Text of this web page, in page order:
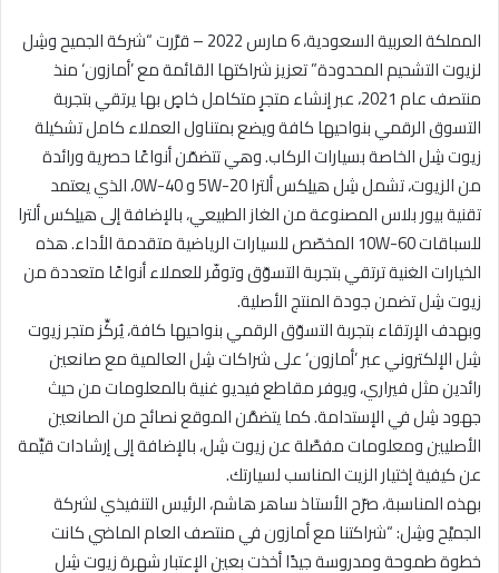
ن
ي
المملكة العربية السعودية، 6 مارس 2022 – قرَّرت “شركة الجميح وشِل
لزيوت التشحيم المحدودة” تعزيز شراكتها القائمة مع ’أمازون‘ منذ
منتصف عام 2021، عبر إنشاء متجرٍ متكامل خاصٍ بها يرتقي بتجربة
التسوق الرقمي بنواحيها كافة ويضع بمتناول العملاء كامل تشكيلة
زيوت شِل الخاصة بسيارات الركاب. وهي تتضمّن أنواعًا حصرية ورائدة
من الزيوت، تشمل شِل هيلِكس ألترا 5W-20 و 0W-40، الذي يعتمد
تقنية بيور بلاس المصنوعة من الغاز الطبيعي، بالإضافة إلى هيلِكس ألترا
للسباقات 10W-60 المخصّص للسيارات الرياضية متقدمة الأداء. هذه
الخيارات الغنية ترتقي بتجربة التسوّق وتوفّر للعملاء أنواعًا متعددة من
زيوت شِل تضمن جودة المنتج الأصلية.
وبهدف الإرتقاء بتجربة التسوّق الرقمي بنواحيها كافة، يُركِّز متجر زيوت
شِل الإلكتروني عبر ’أمازون‘ على شراكات شِل العالمية مع صانعين
رائدين مثل فيراري، ويوفر مقاطع فيديو غنية بالمعلومات من حيث
جهود شِل في الإستدامة. كما يتضمَّن الموقع نصائح من الصانعين
الأصليين ومعلومات مفصَّلة عن زيوت شِل، بالإضافة إلى إرشادات قيِّمة
عن كيفية إختيار الزيت المناسب لسيارتك.
بهذه المناسبة، صرّح الأستاذ ساهر هاشم، الرئيس التنفيذي لشركة
الجميْح وشِل: “شراكتنا مع أمازون في منتصف العام الماضي كانت
خطوة طموحة ومدروسة جيدًا أخذت بعين الإعتبار شهرة زيوت شِل